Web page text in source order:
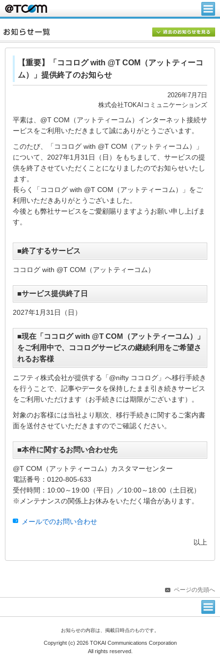
【重要】「ココログ with @T COM（アットティーコ
ム）」提供終了のお知らせ
2026年7月7日
株式会社TOKAIコミュニケーションズ
平素は、@T COM（アットティーコム）インターネット接続サ
ービスをご利用いただきまして誠にありがとうございます。
このたび、「ココログ with @T COM（アットティーコム）」
について、2027年1月31日（日）をもちまして、サービスの提
供を終了させていただくことになりましたのでお知らせいたし
ます。
長らく「ココログ with @T COM（アットティーコム）」をご
利⽤いただきありがとうございました。
今後とも弊社サービスをご愛顧賜りますようお願い申し上げま
す。
■終了するサービス
ココログ with @T COM（アットティーコム）
■サービス提供終了日
2027年1月31日（日）
■現在「ココログ with @T COM（アットティーコム）」
をご利用中で、ココログサービスの継続利用をご希望さ
れるお客様
ニフティ株式会社が提供する「@nifty ココログ」へ移行手続き
を行うことで、記事やデータを保持したまま引き続きサービス
をご利用いただけます（お手続きには期限がございます）。
対象のお客様には当社より順次、移行手続きに関するご案内書
面を送付させていただきますのでご確認ください。
■本件に関するお問い合わせ先
@T COM（アットティーコム）カスタマーセンター
電話番号：0120-805-633
受付時間：10:00～19:00（平日）／10:00～18:00（土日祝）
※メンテナンスの関係上お休みをいただく場合があります。
メールでのお問い合わせ
以上
ページの先頭へ
お知らせの内容は、掲載日時点のものです。
Copyright (c) 2026 TOKAI Communications Corporation
All rights reserved.